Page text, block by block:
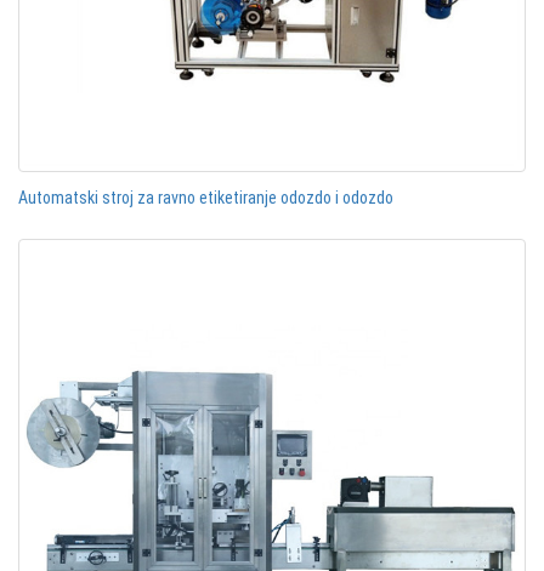
Automatski stroj za ravno etiketiranje odozdo i odozdo